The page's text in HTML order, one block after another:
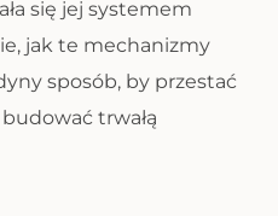
się jej systemem
jak te mechanizmy
sposób, by przestać
trwałą